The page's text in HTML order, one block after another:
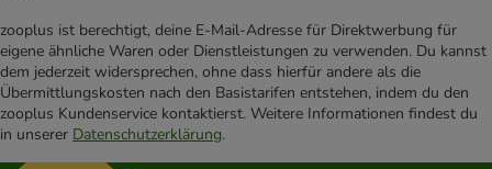
zooplus ist berechtigt, deine E-Mail-Adresse für Direktwerbung für
eigene ähnliche Waren oder Dienstleistungen zu verwenden. Du kannst
dem jederzeit widersprechen, ohne dass hierfür andere als die
Übermittlungskosten nach den Basistarifen entstehen, indem du den
zooplus Kundenservice kontaktierst. Weitere Informationen findest du
in unserer Datenschutzerklärung.